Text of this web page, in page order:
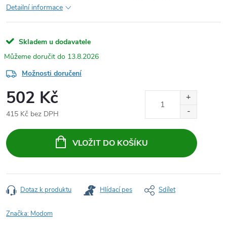
Detailní informace
Skladem u dodavatele
13.8.2026
Možnosti doručení
502 Kč
415 Kč bez DPH
cena:
VLOŽIT DO KOŠÍKU
Dotaz k produktu Hlídací pes Sdílet
Značka: Modom